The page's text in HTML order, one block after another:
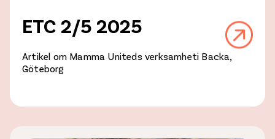
ETC 2/5 2025
Artikel om Mamma Uniteds verksamheti Backa,
Göteborg